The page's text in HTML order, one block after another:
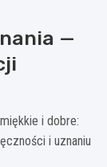
—
i dobre:
i uznaniu